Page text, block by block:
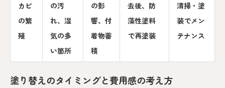
カビ
の繁
殖
の汚
れ、湿
気の多
い箇所
の影
響、付
着物蓄
積
去後、防
藻性塗料
で再塗装
清掃・塗
装でメン
テナンス
塗り替えのタイミングと費用感の考え方